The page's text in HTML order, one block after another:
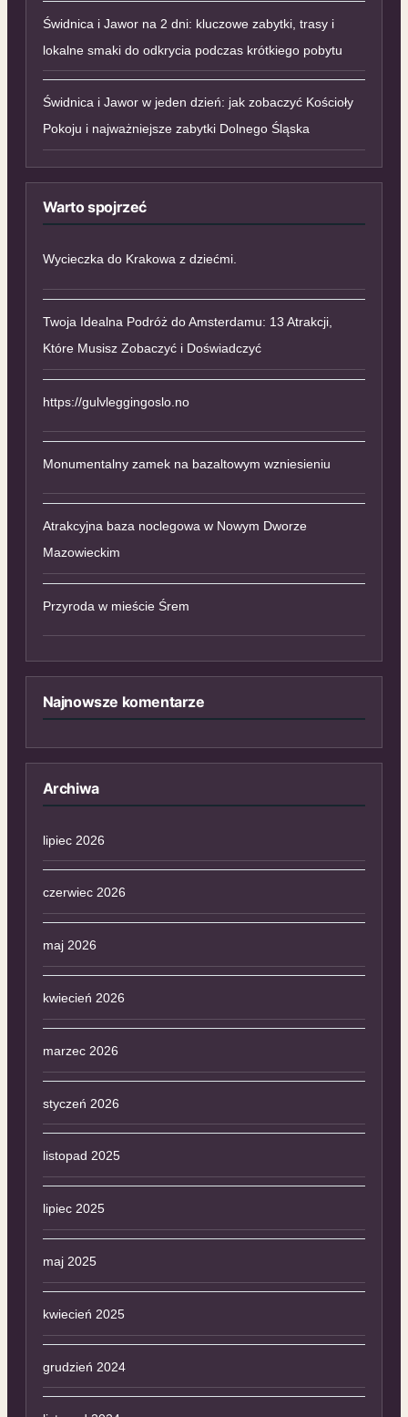
Świdnica i Jawor na 2 dni: kluczowe zabytki, trasy i
lokalne smaki do odkrycia podczas krótkiego pobytu
Świdnica i Jawor w jeden dzień: jak zobaczyć Kościoły
Pokoju i najważniejsze zabytki Dolnego Śląska
Warto spojrzeć
Wycieczka do Krakowa z dziećmi.
Twoja Idealna Podróż do Amsterdamu: 13 Atrakcji,
Które Musisz Zobaczyć i Doświadczyć
https://gulvleggingoslo.no
Monumentalny zamek na bazaltowym wzniesieniu
Atrakcyjna baza noclegowa w Nowym Dworze
Mazowieckim
Przyroda w mieście Śrem
Najnowsze komentarze
Archiwa
lipiec 2026
czerwiec 2026
maj 2026
kwiecień 2026
marzec 2026
styczeń 2026
listopad 2025
lipiec 2025
maj 2025
kwiecień 2025
grudzień 2024